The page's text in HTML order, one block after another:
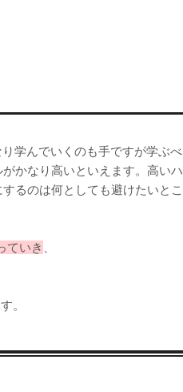
学んでいくのも手ですが学ぶべ
かなり高いといえます。高いハ
るのは何としても避けたいとこ
ていき
。